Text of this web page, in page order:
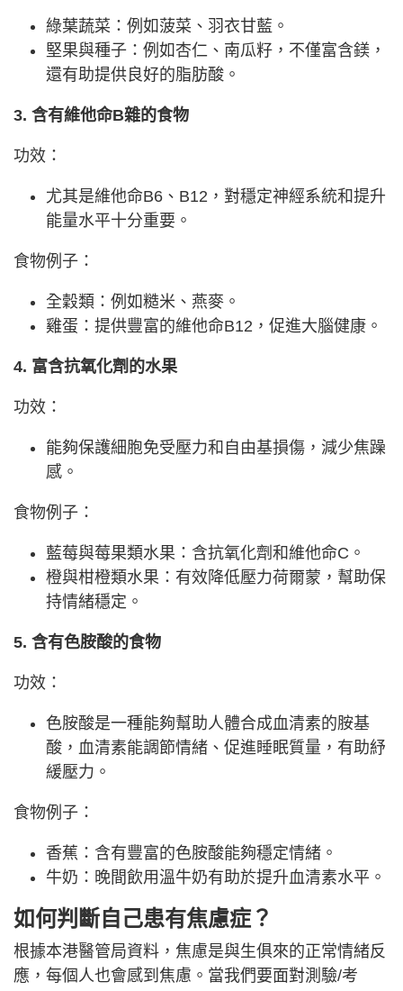
綠葉蔬菜：例如菠菜、羽衣甘藍。
堅果與種子：例如杏仁、南瓜籽，不僅富含鎂，
還有助提供良好的脂肪酸。
3. 含有維他命B雜的食物
功效：
尤其是維他命B6、B12，對穩定神經系統和提升
能量水平十分重要。
食物例子：
全穀類：例如糙米、燕麥。
雞蛋：提供豐富的維他命B12，促進大腦健康。
4. 富含抗氧化劑的水果
功效：
能夠保護細胞免受壓力和自由基損傷，減少焦躁
感。
食物例子：
藍莓與莓果類水果：含抗氧化劑和維他命C。
橙與柑橙類水果：有效降低壓力荷爾蒙，幫助保
持情緒穩定。
5. 含有色胺酸的食物
功效：
色胺酸是一種能夠幫助人體合成血清素的胺基
酸，血清素能調節情緒、促進睡眠質量，有助紓
緩壓力。
食物例子：
香蕉：含有豐富的色胺酸能夠穩定情緒。
牛奶：晚間飲用溫牛奶有助於提升血清素水平。
如何判斷自己患有焦慮症？
根據本港醫管局資料，焦慮是與生俱來的正常情緒反
應，每個人也會感到焦慮。當我們要面對測驗/考